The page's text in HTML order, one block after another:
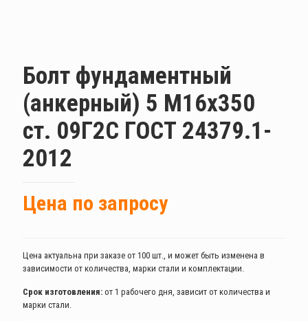
Болт фундаментный
(анкерный) 5 М16х350
ст. 09Г2С ГОСТ 24379.1-
2012
Цена по запросу
Цена актуальна при заказе от 100 шт., и может быть изменена в
зависимости от количества, марки стали и комплектации.
Срок изготовления: от 1 рабочего дня, зависит от количества и
марки стали.